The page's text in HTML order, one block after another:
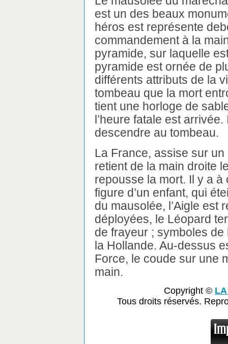
est un des beaux
héros est représente
commandement à la
pyramide, sur laquelle
pyramide est ornée de
différents attributs de la
tombeau que la mort
tient une horloge de
l’heure fatale est
descendre au tombeau.
La France, assise sur
retient de la main droite
repousse la mort. Il y a
figure d’un enfant, qui
du mausolée, l’Aigle est
déployées, le Léopard
de frayeur ; symboles de
la Hollande. Au-dessus
Force, le coude sur une
main.
Copyright ©
Tous droits réservés.